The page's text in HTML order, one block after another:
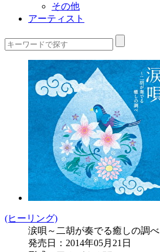
その他
アーティスト
(ヒーリング)
涙唄～二胡が奏でる癒しの調べ
発売日：2014年05月21日